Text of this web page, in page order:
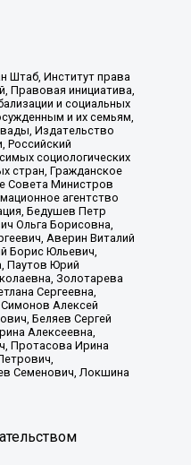
Штаб, Институт права
Правовая инициатива,
и социальных
и их семьям,
Издательство
Российский
социологических
стран, Гражданское
Совета Министров
агентство
Бедушев Петр
Ольга Борисовна,
Аверин Виталий
Борис Юльевич,
Паутов Юрий
Золотарева
Сергеевна,
Алексей
Беляев Сергей
Алексеевна,
Протасова Ирина
Семенович, Локшина